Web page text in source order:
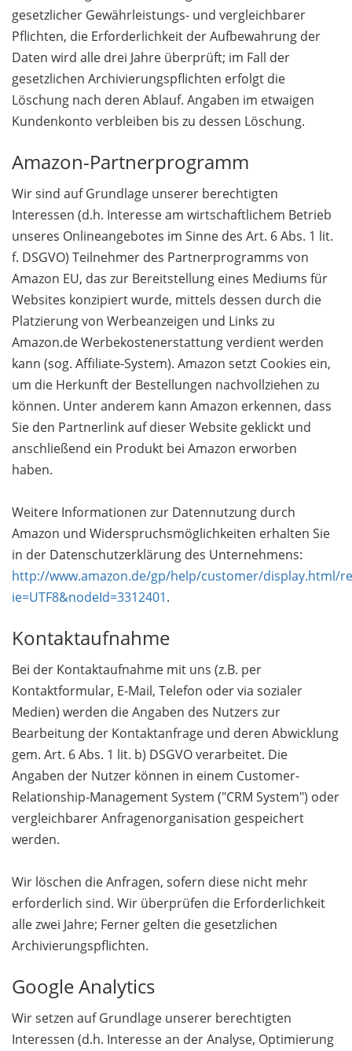
gesetzlicher Gewährleistungs- und vergleichbarer
Pflichten, die Erforderlichkeit der Aufbewahrung der
Daten wird alle drei Jahre überprüft; im Fall der
gesetzlichen Archivierungspflichten erfolgt die
Löschung nach deren Ablauf. Angaben im etwaigen
Kundenkonto verbleiben bis zu dessen Löschung.
Amazon-Partnerprogramm
Wir sind auf Grundlage unserer berechtigten
Interessen (d.h. Interesse am wirtschaftlichem Betrieb
unseres Onlineangebotes im Sinne des Art. 6 Abs. 1 lit.
f. DSGVO) Teilnehmer des Partnerprogramms von
Amazon EU, das zur Bereitstellung eines Mediums für
Websites konzipiert wurde, mittels dessen durch die
Platzierung von Werbeanzeigen und Links zu
Amazon.de Werbekostenerstattung verdient werden
kann (sog. Affiliate-System). Amazon setzt Cookies ein,
um die Herkunft der Bestellungen nachvollziehen zu
können. Unter anderem kann Amazon erkennen, dass
Sie den Partnerlink auf dieser Website geklickt und
anschließend ein Produkt bei Amazon erworben
haben.
Weitere Informationen zur Datennutzung durch
Amazon und Widerspruchsmöglichkeiten erhalten Sie
in der Datenschutzerklärung des Unternehmens:
http://www.amazon.de/gp/help/customer/display.html/
ie=UTF8&nodeId=3312401.
Kontaktaufnahme
Bei der Kontaktaufnahme mit uns (z.B. per
Kontaktformular, E-Mail, Telefon oder via sozialer
Medien) werden die Angaben des Nutzers zur
Bearbeitung der Kontaktanfrage und deren Abwicklung
gem. Art. 6 Abs. 1 lit. b) DSGVO verarbeitet. Die
Angaben der Nutzer können in einem Customer-
Relationship-Management System ("CRM System") oder
vergleichbarer Anfragenorganisation gespeichert
werden.
Wir löschen die Anfragen, sofern diese nicht mehr
erforderlich sind. Wir überprüfen die Erforderlichkeit
alle zwei Jahre; Ferner gelten die gesetzlichen
Archivierungspflichten.
Google Analytics
Wir setzen auf Grundlage unserer berechtigten
Interessen (d.h. Interesse an der Analyse, Optimierung